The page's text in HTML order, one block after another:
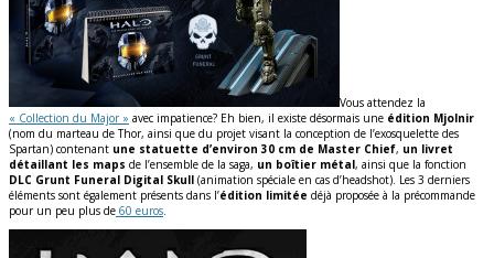
Vous attendez la
« Collection du Major » avec impatience? Eh bien, il existe désormais une édition Mjolnir
(nom du marteau de Thor, ainsi que du projet visant la conception de l’exosquelette des
Spartan) contenant une statuette d’environ 30 cm de Master Chief, un livret
détaillant les maps de l’ensemble de la saga, un boîtier métal, ainsi que la fonction
DLC Grunt Funeral Digital Skull (animation spéciale en cas d’headshot). Les 3 derniers
éléments sont également présents dans l’édition limitée déjà proposée à la précommande
pour un peu plus de 60 euros.